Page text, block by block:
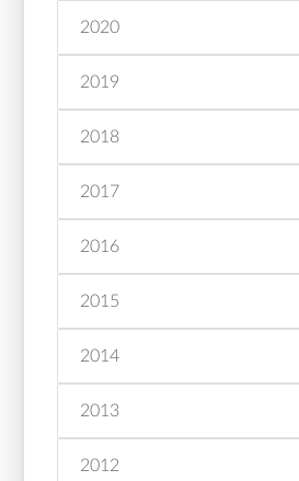
2020
2019
2018
2017
2016
2015
2014
2013
2012